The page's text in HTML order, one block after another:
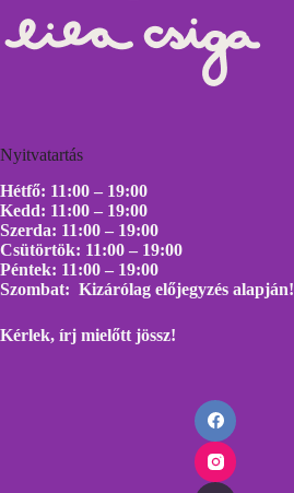
Nyitvatartás
Hétfő: 11:00 – 19:00
Kedd: 11:00 – 19:00
Szerda: 11:00 – 19:00
Csütörtök: 11:00 – 19:00
Péntek: 11:00 – 19:00
Szombat: Kizárólag előjegyzés alapján!
Kérlek, írj mielőtt jössz!